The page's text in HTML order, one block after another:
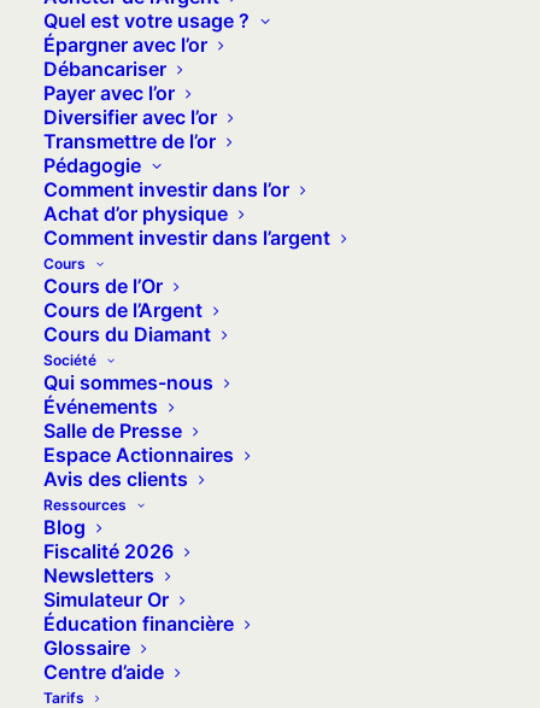
Quel est votre usage ?
Épargner avec l’or
Débancariser
Payer avec l’or
Diversifier avec l’or
Transmettre de l’or
Pédagogie
Comment investir dans l’or
Achat d’or physique
Comment investir dans l’argent
Cours
Cours de l’Or
Cours de l’Argent
Cours du Diamant
Société
Qui sommes-nous
Événements
Salle de Presse
Espace Actionnaires
Avis des clients
Ressources
Blog
Fiscalité 2026
Newsletters
Simulateur Or
Éducation financière
Glossaire
Centre d’aide
Tarifs
Il y a exactement un siècle, l’Allemagne
connaissait l’une des périodes les plus
sombres de son histoire économique :
l’hyperinflation de 1923. Cette crise, qui
a vu la monnaie nationale perdre
presque toute sa valeur en quelques
mois, a laissé des cicatrices indélébiles
dans la mémoire collective allemande,
mais aussi européenne !
A l’heure où le monde est confronté à
de nouveaux défis économiques, au
retour d’une inflation
résorbable, et à de nombreux risques
d’emballement liés en particulier à
l’obésité morbide de la masse
monétaire en circulation, la question se
pose : sommes-nous à l’abri d’un tel
scénario aujourd’hui ?